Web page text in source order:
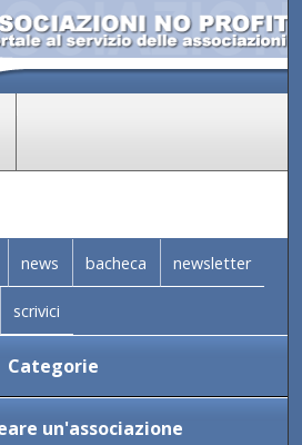
news bacheca newsletter
scrivici
Categorie
un'associazione